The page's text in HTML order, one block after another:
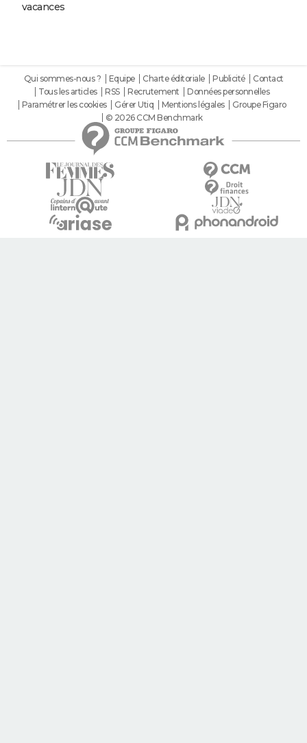
vacances
Qui sommes-nous ? Equipe Charte éditoriale Publicité
Contact
Tous les articles
RSS Recrutement
Données personnelles
Paramétrer les cookies
Gérer Utiq Mentions légales
Groupe Figaro
© 2026 CCM Benchmark